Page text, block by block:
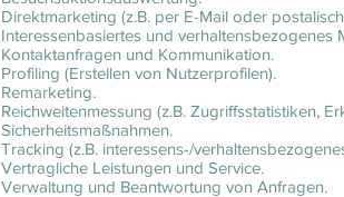
Direktmarketing (z.B. per E-Mail oder
Interessenbasiertes und verhaltensbezogenes
Kontaktanfragen und Kommunikation.
Profiling (Erstellen von Nutzerprofilen).
Remarketing.
Reichweitenmessung (z.B. Zugriffsstatistiken,
Sicherheitsmaßnahmen.
Tracking (z.B. interessens-/
Vertragliche Leistungen und Service.
Verwaltung und Beantwortung von Anfragen.